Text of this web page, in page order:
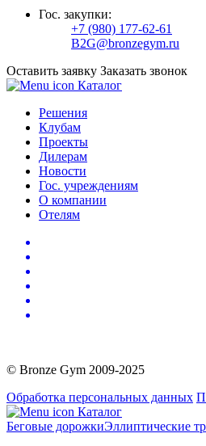
Гос. закупки:
+7 (980) 177-62-61
B2G@bronzegym.ru
Оставить заявку Заказать звонок
Каталог
Решения
Клубам
Проекты
Дилерам
Новости
Гос. учреждениям
О компании
Отелям
© Bronze Gym 2009-2025
Обработка персональных данных
Каталог
Беговые дорожкиЭллиптические